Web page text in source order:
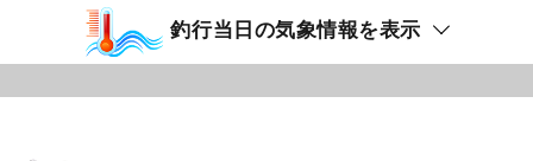
釣行当日の気象情報を表示